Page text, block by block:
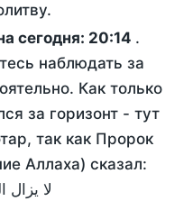
сегодня: 20:14 .
наблюдать за
Как только
за горизонт - тут
так как Пророк
Аллаха) сказал:
لا